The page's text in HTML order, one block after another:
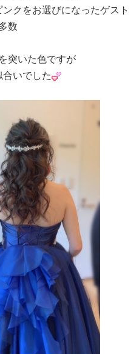
クをお選びになったゲスト
数
突いた色ですが
合いでした